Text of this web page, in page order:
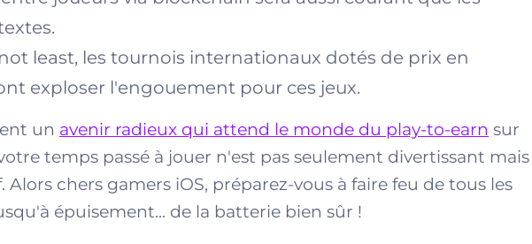
least, les tournois internationaux dotés de prix en
exploser l'engouement pour ces jeux.
un avenir radieux qui attend le monde du play-to-earn sur
temps passé à jouer n'est pas seulement divertissant mais
chers gamers iOS, préparez-vous à faire feu de tous les
épuisement... de la batterie bien sûr !